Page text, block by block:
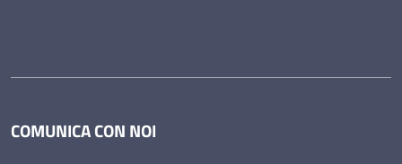
COMUNICA CON NOI